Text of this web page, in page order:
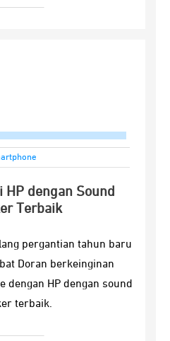
HP dengan Sound
Terbaik
pergantian tahun baru
Doran berkeinginan
dengan HP dengan sound
terbaik.